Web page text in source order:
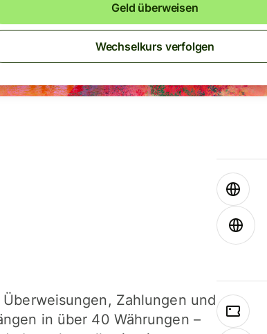
Geld überweisen
Wechselkurs verfolgen
Zahlungen und
in über 40 Währungen –